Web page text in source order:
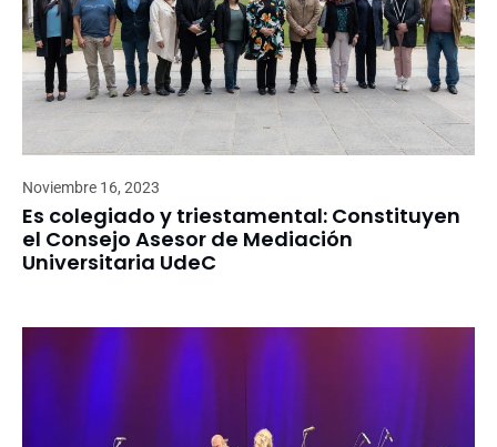
Noviembre 16, 2023
Es colegiado y triestamental: Constituyen
el Consejo Asesor de Mediación
Universitaria UdeC